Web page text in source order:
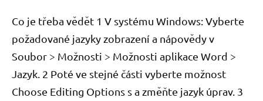
Co je třeba vědět 1 V systému Windows: Vyberte
požadované jazyky zobrazení a nápovědy v
Soubor > Možnosti > Možnosti aplikace Word >
Jazyk. 2 Poté ve stejné části vyberte možnost
Choose Editing Options s a změňte jazyk úprav. 3